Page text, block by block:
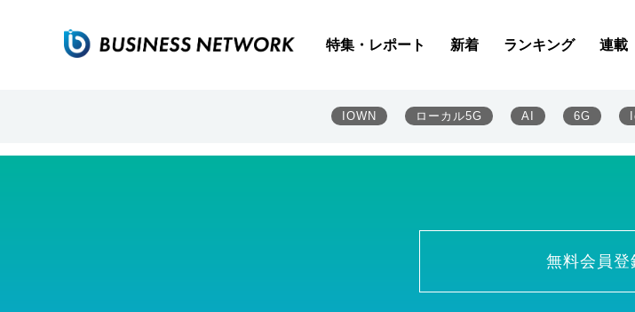
特集・レポート 新着 ランキング 連載
IOWN ローカル5G AI 6G
無料会員登